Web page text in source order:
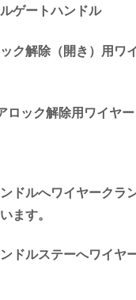
ゲートハンドル
ク解除（開き）用ワ
ロック解除用ワイヤー
ドルへワイヤークラ
ます。
ドルステーへワイヤ